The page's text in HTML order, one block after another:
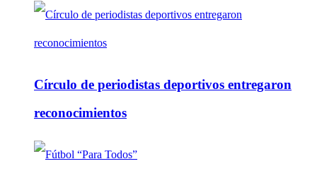
Círculo de periodistas deportivos entregaron
reconocimientos